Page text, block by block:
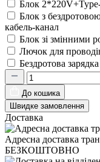
Блок
Блок з
кабель-канал
Блок зі змінними
Лючок для
Бездротова зарядка
До кошика
Швидке замовлення
Доставка
Адресна доставка
БЕЗКОШТОВНО